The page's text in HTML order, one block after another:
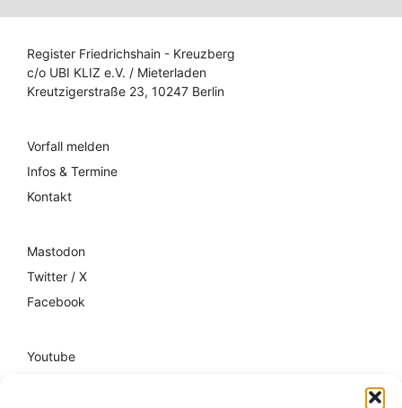
Register Friedrichshain - Kreuzberg
c/o UBI KLIZ e.V. / Mieterladen
Kreutzigerstraße 23, 10247 Berlin
Vorfall melden
Infos & Termine
Kontakt
Mastodon
Twitter / X
Facebook
Youtube